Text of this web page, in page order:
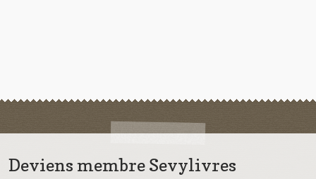
Deviens membre Sevylivres